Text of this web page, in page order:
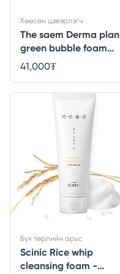
The saem Derma plan
green bubble foam
cleanser - 150ml
Хөөсөн цэвэрлэгч
41,000₮
Scinic Rice whip
cleansing foam -
Бүх төрлийн арьс